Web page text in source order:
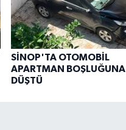
SİNOP'TA OTOMOBİL
APARTMAN BOŞLUĞUNA
DÜŞTÜ